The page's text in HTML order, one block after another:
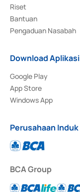
Riset
Bantuan
Pengaduan Nasabah
Download Aplikasi
Google Play
App Store
Windows App
Perusahaan Induk
BCA Group